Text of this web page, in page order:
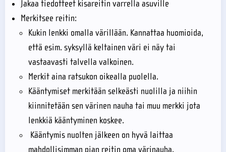
Jakaa tiedotteet kisareitin varrella asuville
Merkitsee reitin:
Kukin lenkki omalla värillään. Kannattaa huomioida,
että esim. syksyllä keltainen väri ei näy tai
vastaavasti talvella valkoinen.
Merkit aina ratsukon oikealla puolella.
Kääntymiset merkitään selkeästi nuolilla ja niihin
kiinnitetään sen värinen nauha tai muu merkki jota
lenkkiä kääntyminen koskee.
Kääntymis nuolten jälkeen on hyvä laittaa
mahdollisimman pian reitin oma värinauha.